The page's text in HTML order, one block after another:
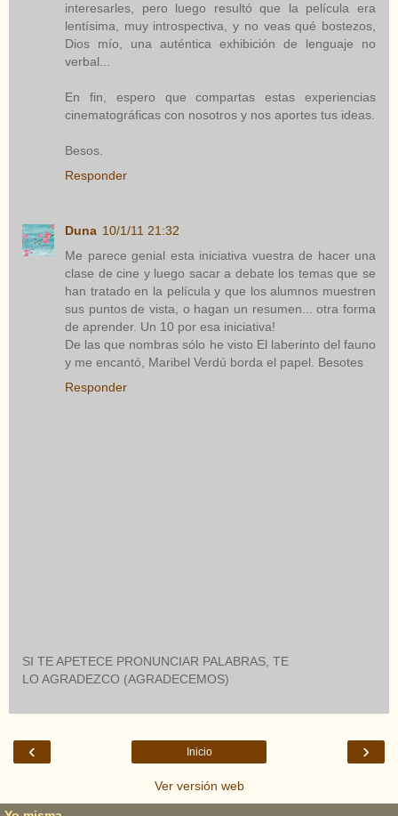
interesarles, pero luego resultó que la película era
lentísima, muy introspectiva, y no veas qué bostezos,
Dios mío, una auténtica exhibición de lenguaje no
verbal...
En fin, espero que compartas estas experiencias
cinematográficas con nosotros y nos aportes tus ideas.
Besos.
Responder
Duna 10/1/11 21:32
Me parece genial esta iniciativa vuestra de hacer una
clase de cine y luego sacar a debate los temas que se
han tratado en la película y que los alumnos muestren
sus puntos de vista, o hagan un resumen... otra forma
de aprender. Un 10 por esa iniciativa!
De las que nombras sólo he visto El laberinto del fauno
y me encantó, Maribel Verdú borda el papel. Besotes
Responder
SI TE APETECE PRONUNCIAR PALABRAS, TE
LO AGRADEZCO (AGRADECEMOS)
‹ ›
Inicio
Ver versión web